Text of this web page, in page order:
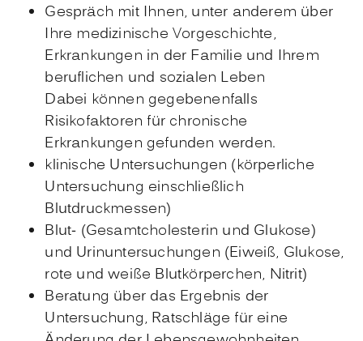
Gespräch mit Ihnen, unter anderem über
Ihre medizinische Vorgeschichte,
Erkrankungen in der Familie und Ihrem
beruflichen und sozialen Leben
Dabei können gegebenenfalls
Risikofaktoren für chronische
Erkrankungen gefunden werden.
klinische Untersuchungen (körperliche
Untersuchung einschließlich
Blutdruckmessen)
Blut- (Gesamtcholesterin und Glukose)
und Urinuntersuchungen (Eiweiß, Glukose,
rote und weiße Blutkörperchen, Nitrit)
Beratung über das Ergebnis der
Untersuchung, Ratschläge für eine